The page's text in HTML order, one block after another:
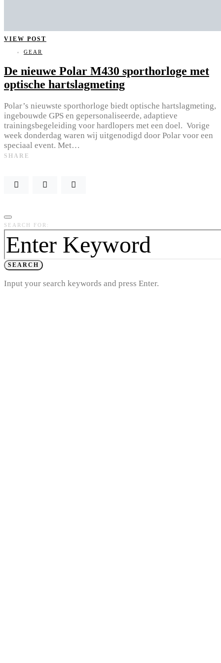
VIEW POST
GEAR
De nieuwe Polar M430 sporthorloge met
optische hartslagmeting
Polar’s nieuwste sporthorloge biedt optische hartslagmeting,
ingebouwde GPS en gepersonaliseerde, adaptieve
trainingsbegeleiding voor hardlopers met een doel. Vorige
week donderdag waren wij uitgenodigd door Polar voor een
speciaal event. Met…
SHARE
SEARCH FOR:
SEARCH
Input your search keywords and press Enter.